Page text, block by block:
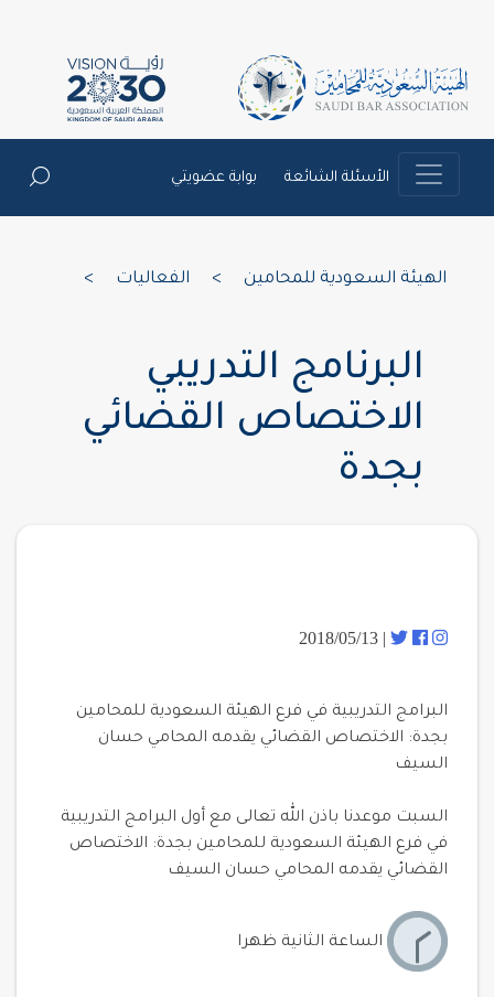
الأسئلة الشائعة بوابة عضويتي
الهيئة السعودية للمحامين الفعاليات
البرنامج التدريبي
الاختصاص القضائي
بجدة
| 2018/05/13
البرامج التدريبية في فرع الهيئة السعودية للمحامين
بجدة: الاختصاص القضائي يقدمه المحامي حسان
السيف
السبت موعدنا باذن الله تعالى مع أول البرامج التدريبية
في فرع الهيئة السعودية للمحامين بجدة: الاختصاص
القضائي يقدمه المحامي حسان السيف
الساعة الثانية ظهرا